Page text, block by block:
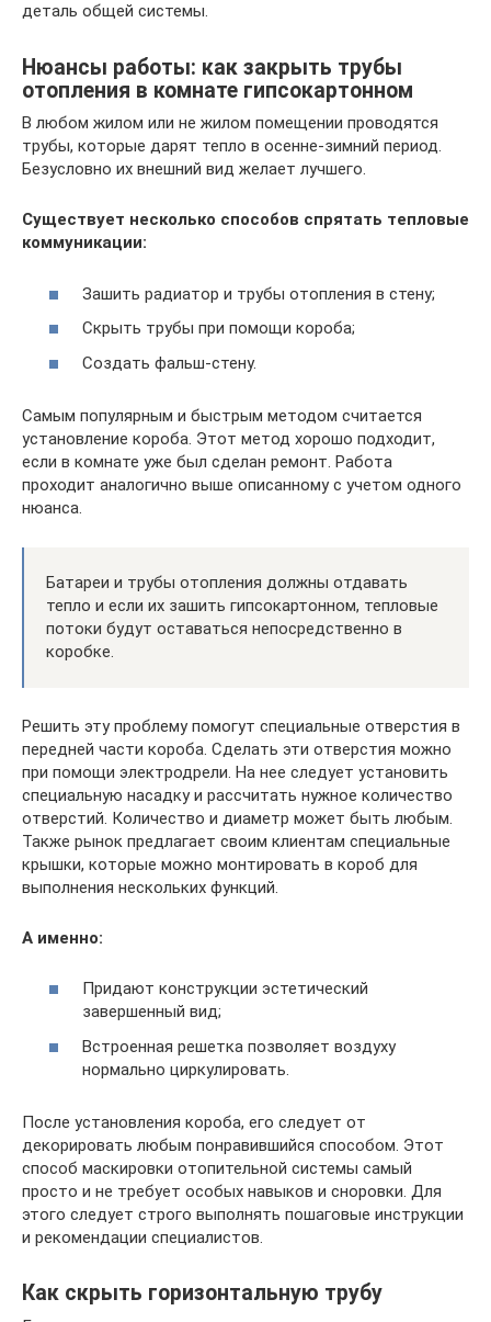
деталь общей системы.
Нюансы работы: как закрыть трубы
отопления в комнате гипсокартонном
В любом жилом или не жилом помещении проводятся
трубы, которые дарят тепло в осенне-зимний период.
Безусловно их внешний вид желает лучшего.
Существует несколько способов спрятать тепловые
коммуникации:
Зашить радиатор и трубы отопления в стену;
Скрыть трубы при помощи короба;
Создать фальш-стену.
Самым популярным и быстрым методом считается
установление короба. Этот метод хорошо подходит,
если в комнате уже был сделан ремонт. Работа
проходит аналогично выше описанному с учетом одного
нюанса.
Батареи и трубы отопления должны отдавать
тепло и если их зашить гипсокартонном, тепловые
потоки будут оставаться непосредственно в
коробке.
Решить эту проблему помогут специальные отверстия в
передней части короба. Сделать эти отверстия можно
при помощи электродрели. На нее следует установить
специальную насадку и рассчитать нужное количество
отверстий. Количество и диаметр может быть любым.
Также рынок предлагает своим клиентам специальные
крышки, которые можно монтировать в короб для
выполнения нескольких функций.
А именно:
Придают конструкции эстетический
завершенный вид;
Встроенная решетка позволяет воздуху
нормально циркулировать.
После установления короба, его следует от
декорировать любым понравившийся способом. Этот
способ маскировки отопительной системы самый
просто и не требует особых навыков и сноровки. Для
этого следует строго выполнять пошаговые инструкции
и рекомендации специалистов.
Как скрыть горизонтальную трубу